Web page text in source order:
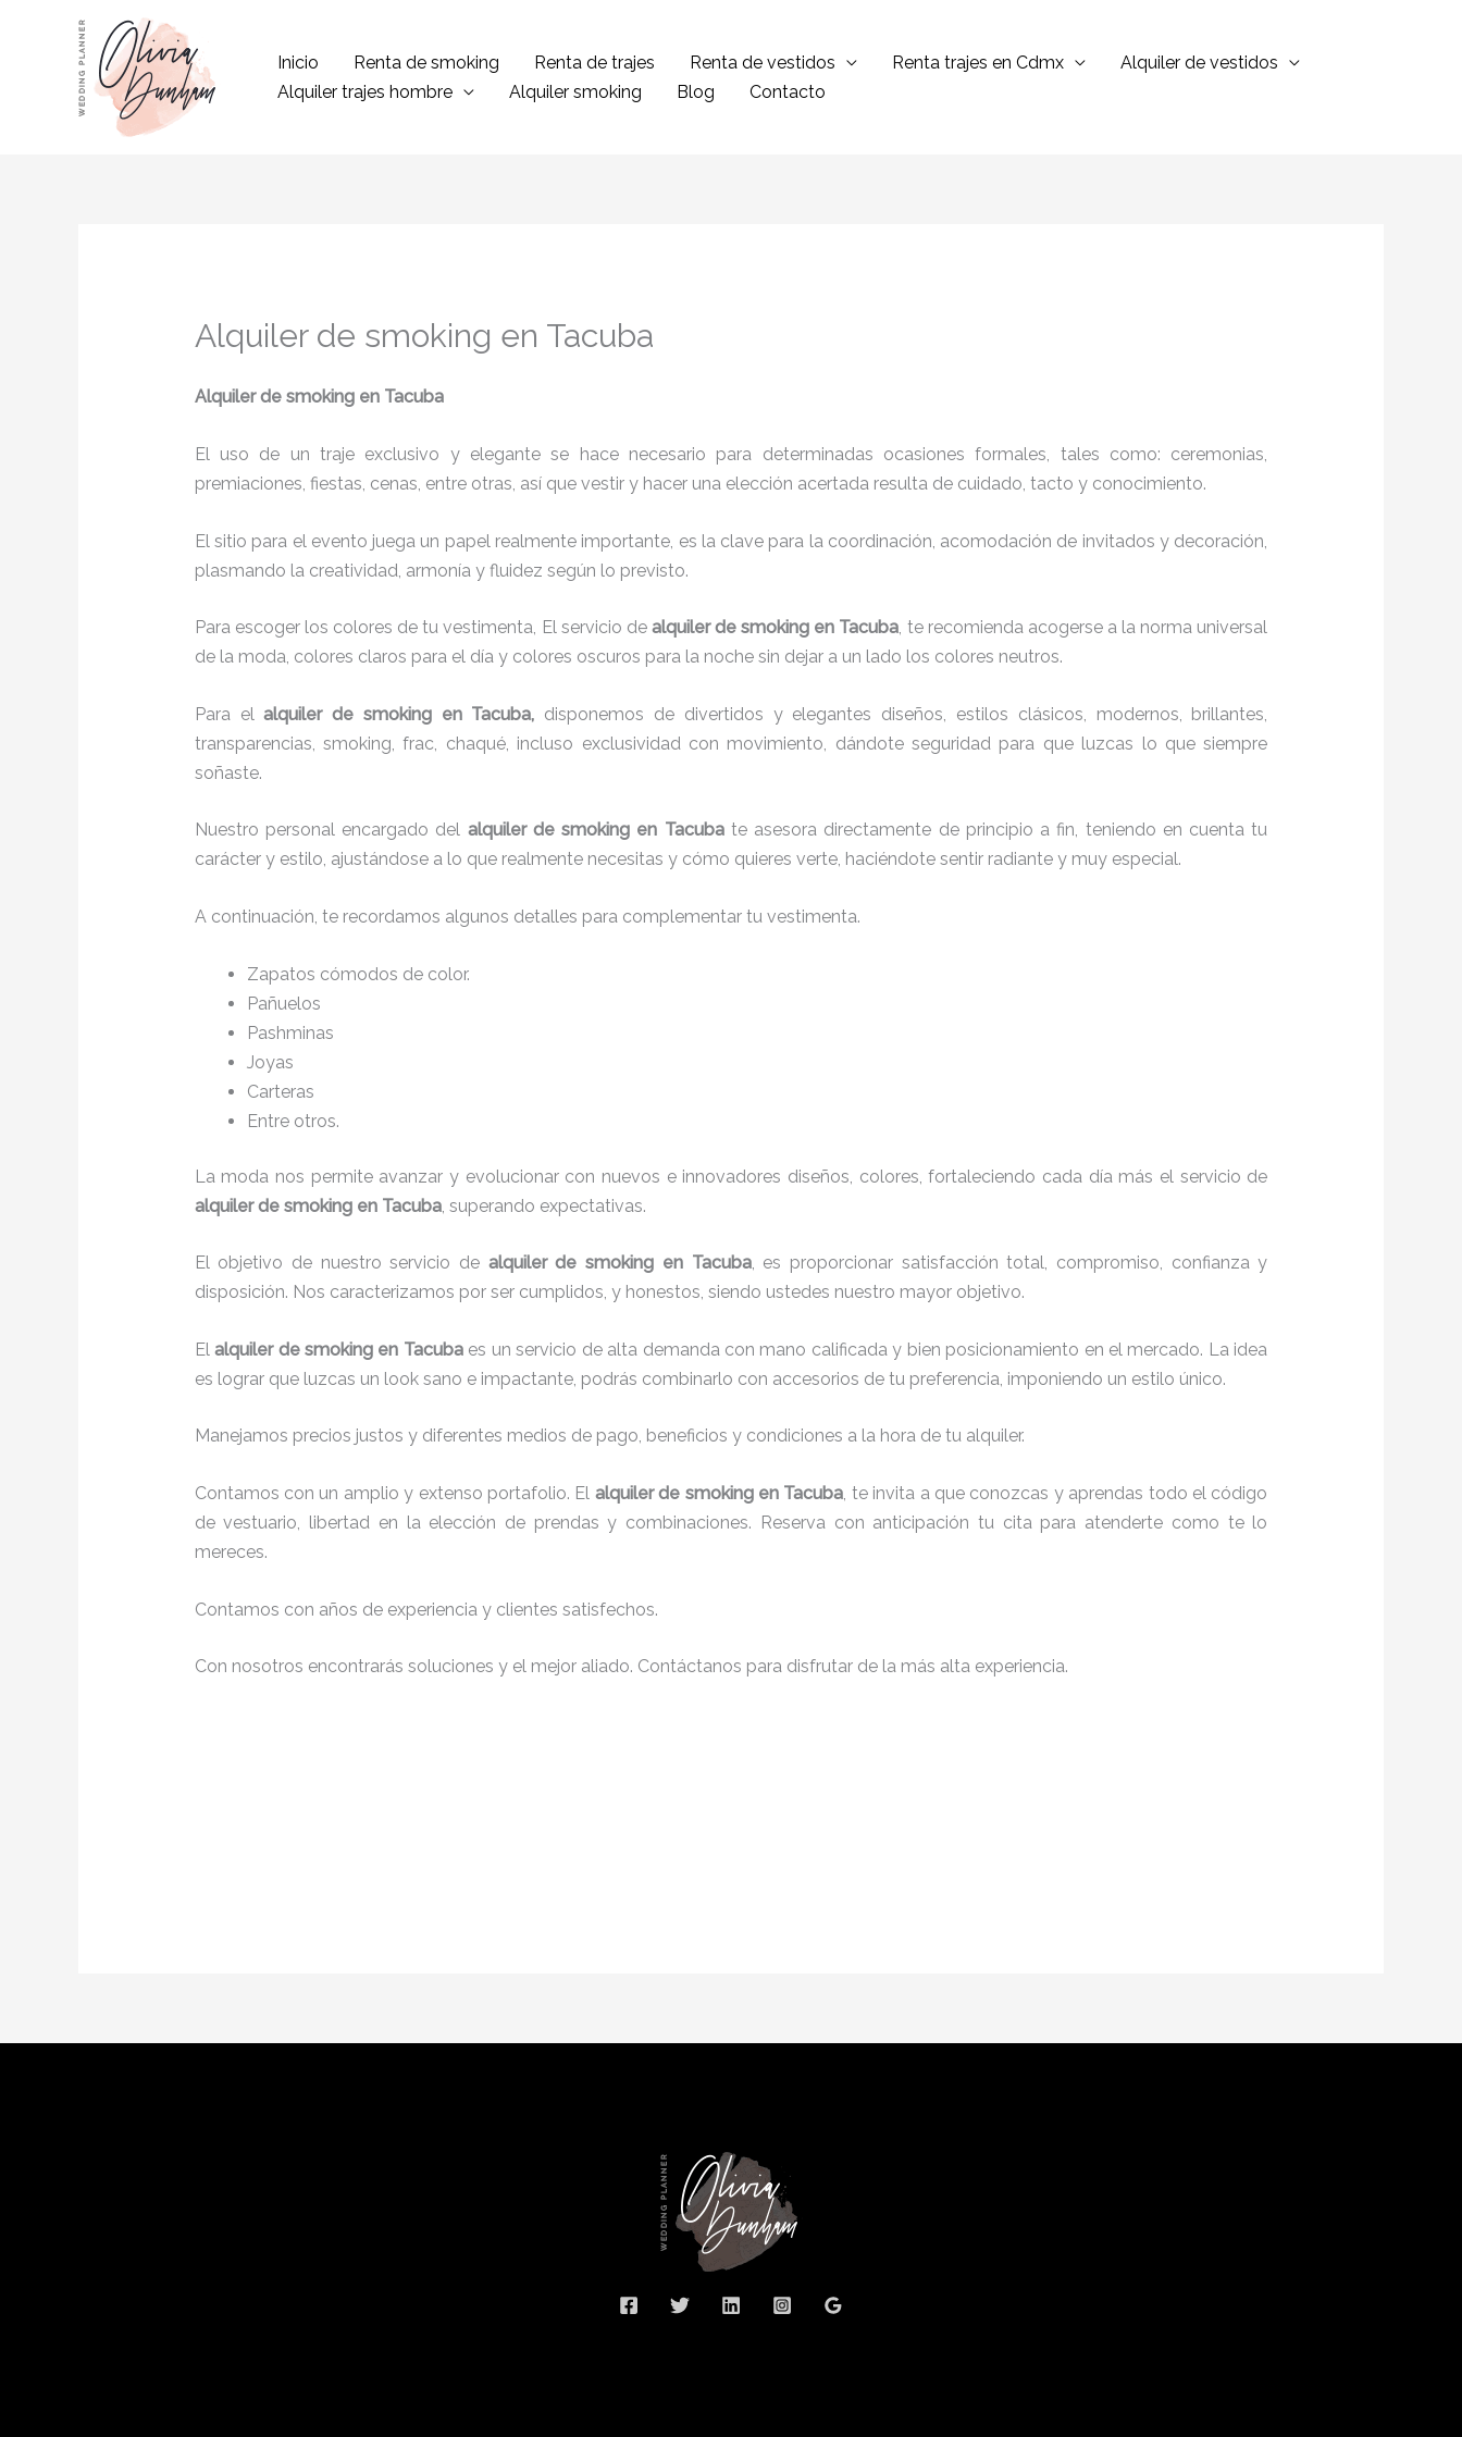
contenido
Inicio Renta de smoking Renta de trajes Renta de vestidos Renta trajes en Cdmx
Alquiler de vestidos
Alquiler trajes hombre
Alquiler smoking Blog Contacto
Alquiler de smoking en Tacuba
Alquiler de smoking en Tacuba
El uso de un traje exclusivo y elegante se hace necesario para determinadas ocasiones formales, tales como: ceremonias,
premiaciones, fiestas, cenas, entre otras, así que vestir y hacer una elección acertada resulta de cuidado, tacto y conocimiento.
El sitio para el evento juega un papel realmente importante, es la clave para la coordinación, acomodación de invitados y decoración,
plasmando la creatividad, armonía y fluidez según lo previsto.
Para escoger los colores de tu vestimenta, El servicio de alquiler de smoking en Tacuba, te recomienda acogerse a la norma universal
de la moda, colores claros para el día y colores oscuros para la noche sin dejar a un lado los colores neutros.
Para elalquiler de smoking en Tacuba, disponemos de divertidos y elegantes diseños, estilos clásicos, modernos, brillantes,
transparencias, smoking, frac, chaqué, incluso exclusividad con movimiento, dándote seguridad para que luzcas lo que siempre
soñaste.
Nuestro personal encargado del alquiler de smoking en Tacubate asesora directamente de principio a fin, teniendo en cuenta tu
carácter y estilo, ajustándose a lo que realmente necesitas y cómo quieres verte, haciéndote sentir radiante y muy especial.
A continuación, te recordamos algunos detalles para complementar tu vestimenta.
Zapatos cómodos de color.
Pañuelos
Pashminas
Joyas
Carteras
Entre otros.
La moda nos permite avanzar y evolucionar con nuevos e innovadores diseños, colores, fortaleciendo cada día más el servicio de
alquiler de smoking en Tacuba, superando expectativas.
El objetivo de nuestro servicio de alquiler de smoking en Tacuba, es proporcionar satisfacción total, compromiso, confianza y
disposición. Nos caracterizamos por ser cumplidos, y honestos, siendo ustedes nuestro mayor objetivo.
Elalquiler de smoking en Tacuba es un servicio de alta demanda con mano calificada y bien posicionamiento en el mercado. La idea
es lograr que luzcas un look sano e impactante, podrás combinarlo con accesorios de tu preferencia, imponiendo un estilo único.
Manejamos precios justos y diferentes medios de pago, beneficios y condiciones a la hora de tu alquiler.
Contamos con un amplio y extenso portafolio. El alquiler de smoking en Tacuba, te invita a que conozcas y aprendas todo el código
de vestuario, libertad en la elección de prendas y combinaciones. Reserva con anticipación tu cita para atenderte como te lo
mereces.
Contamos con años de experiencia y clientes satisfechos.
Con nosotros encontrarás soluciones y el mejor aliado. Contáctanos para disfrutar de la más alta experiencia.